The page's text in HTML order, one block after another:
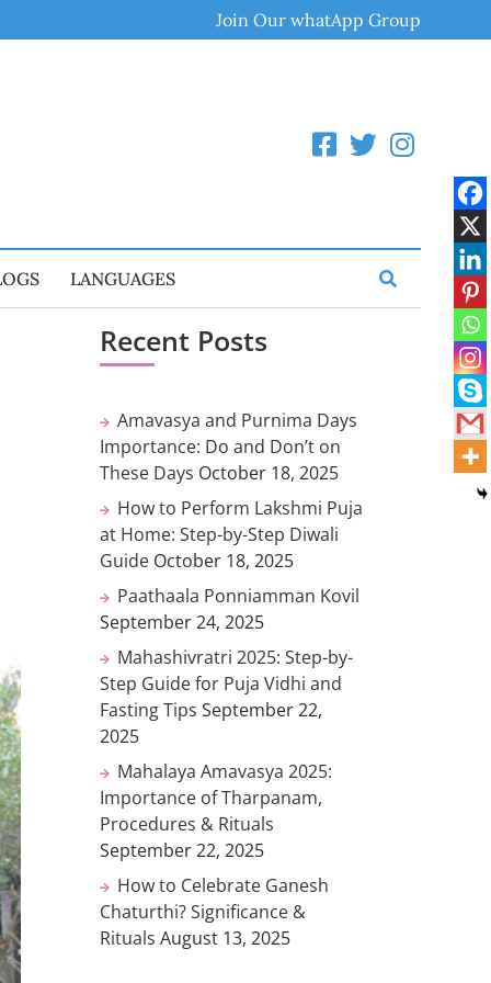
Join Our whatApp Group
LANGUAGES
Recent Posts
Amavasya and Purnima Days
Importance: Do and Don’t on
These Days October 18, 2025
How to Perform Lakshmi Puja
at Home: Step-by-Step Diwali
Guide October 18, 2025
Paathaala Ponniamman Kovil
September 24, 2025
Mahashivratri 2025: Step-by-
Step Guide for Puja Vidhi and
Fasting Tips September 22,
2025
Mahalaya Amavasya 2025:
Importance of Tharpanam,
Procedures & Rituals
September 22, 2025
How to Celebrate Ganesh
Chaturthi? Significance &
Rituals August 13, 2025